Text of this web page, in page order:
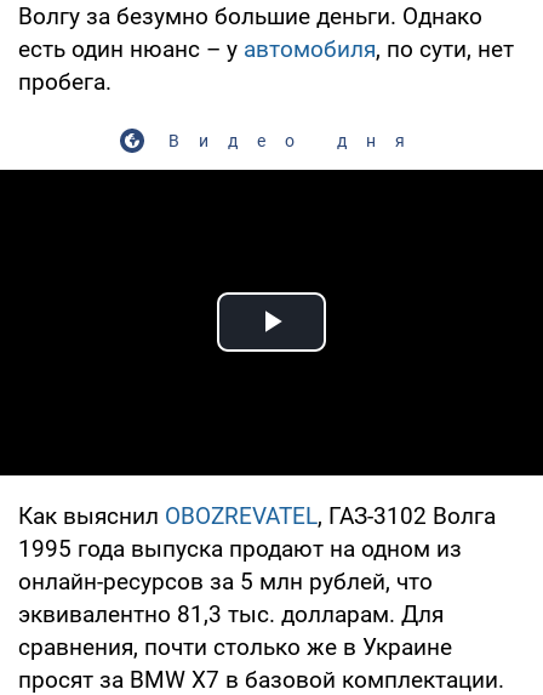
Волгу за безумно большие деньги. Однако
есть один нюанс – у автомобиля, по сути, нет
пробега.
Видео дня
Play Video
Как выяснил OBOZREVATEL, ГАЗ-3102 Волга
1995 года выпуска продают на одном из
онлайн-ресурсов за 5 млн рублей, что
эквивалентно 81,3 тыс. долларам. Для
сравнения, почти столько же в Украине
просят за BMW X7 в базовой комплектации.